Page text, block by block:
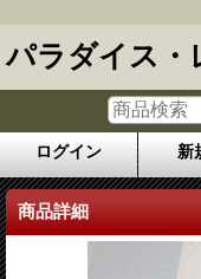
パラダイス・
ログイン 新
商品詳細